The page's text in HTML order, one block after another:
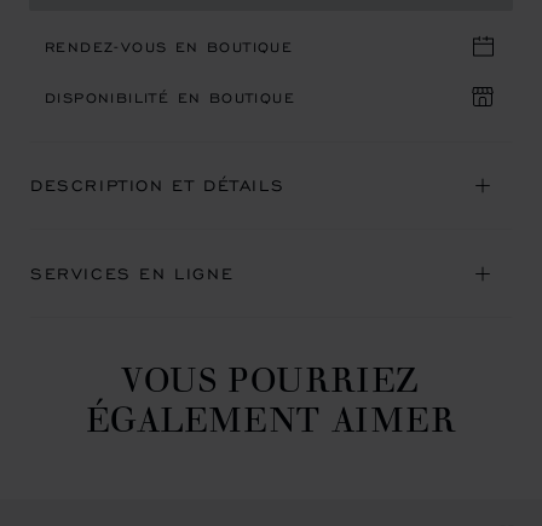
RENDEZ-VOUS EN BOUTIQUE
DISPONIBILITÉ EN BOUTIQUE
DESCRIPTION ET DÉTAILS
SERVICES EN LIGNE
VOUS POURRIEZ
ÉGALEMENT AIMER